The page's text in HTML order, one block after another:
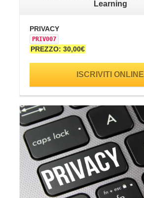
Learning
PRIVACY
PRIV007
PREZZO: 30,00€
ISCRIVITI ONLINE